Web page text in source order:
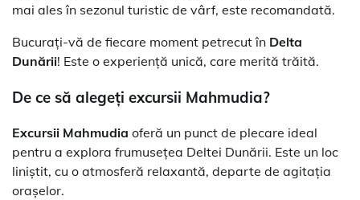
mai ales în sezonul turistic de vârf, este recomandată.
Bucurați-vă de fiecare moment petrecut în Delta
Dunării! Este o experiență unică, care merită trăită.
De ce să alegeți excursii Mahmudia?
Excursii Mahmudia oferă un punct de plecare ideal
pentru a explora frumusețea Deltei Dunării. Este un loc
liniștit, cu o atmosferă relaxantă, departe de agitația
orașelor.